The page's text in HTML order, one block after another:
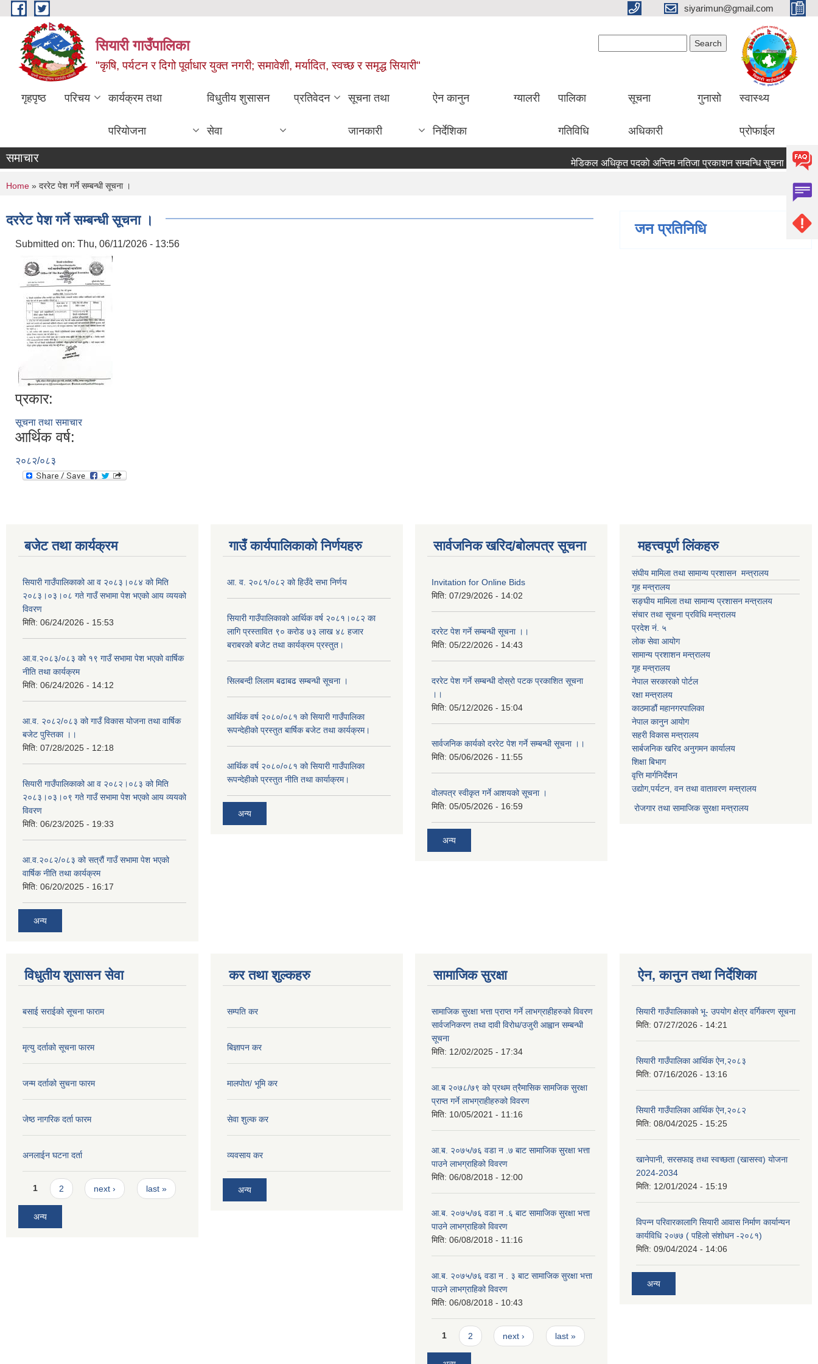
Skip to main content siyarimun@gmail.com
सियारी गाउँपालिका
"कृषि, पर्यटन र दिगो पूर्वाधार युक्त नगरी; समावेशी, मर्यादित, स्वच्छ र समृद्ध सियारी"
गृहपृष्ठ परिचय कार्यक्रम तथा
परियोजना
विधुतीय शुसासन
सेवा
प्रतिवेदन सूचना तथा
जानकारी
ऐन कानुन
निर्देशिका
ग्यालरी पालिका
गतिविधि
सूचना
अधिकारी
गुनासो स्वास्थ्य
प्रोफाईल
समाचार मेडिकल अधिकृत पदकाे अन्तिम नतिजा प्रकाशन सम्बन्धि सुचना ।।
You are here
Home » दररेट पेश गर्ने सम्बन्धी सूचना ।
दररेट पेश गर्ने सम्बन्धी सूचना ।
Submitted on: Thu, 06/11/2026 - 13:56
प्रकार:
सूचना तथा समाचार
आर्थिक वर्ष:
२०८२/०८३
जन प्रतिनिधि
बजेट तथा कार्यक्रम
सियारी गाउँपालिकाको आ व २०८३।०८४ को मिति
२०८३।०३।०८ गते गाउँ सभामा पेश भएको आय व्ययको
विवरण
मिति: 06/24/2026 - 15:53
आ.व.२०८३/०८३ को १९ गाउँ सभामा पेश भएको वार्षिक
नीति तथा कार्यक्रम
मिति: 06/24/2026 - 14:12
आ.व. २०८२/०८३ को गाउँ विकास योजना तथा वार्षिक
बजेट पुस्तिका ।।
मिति: 07/28/2025 - 12:18
सियारी गाउँपालिकाको आ व २०८२।०८३ को मिति
२०८३।०३।०९ गते गाउँ सभामा पेश भएको आय व्ययको
विवरण
मिति: 06/23/2025 - 19:33
आ.व.२०८२/०८३ को सत्रौं गाउँ सभामा पेश भएको
वार्षिक नीति तथा कार्यक्रम
मिति: 06/20/2025 - 16:17
अन्य
गाउँ कार्यपालिकाको निर्णयहरु
आ. व. २०८१/०८२ को हिउँदे सभा निर्णय
सियारी गाउँपालिकाको आर्थिक वर्ष २०८१।०८२ का
लागि प्रस्तावित ९० करोड ७३ लाख ४८ हजार
बराबरको बजेट तथा कार्यक्रम प्रस्तुत।
सिलबन्दी लिलाम बढाबढ सम्बन्धी सूचना ।
आर्थिक वर्ष २०८०/०८१ को सियारी गाउँपालिका
रूपन्देहीको प्रस्तुत बार्षिक बजेट तथा कार्यक्रम।
आर्थिक वर्ष २०८०/०८१ को सियारी गाउँपालिका
रूपन्देहीको प्रस्तुत नीति तथा कार्याक्रम।
अन्य
सार्वजनिक खरिद/बोलपत्र सूचना
Invitation for Online Bids
मिति: 07/29/2026 - 14:02
दररेट पेश गर्ने सम्बन्धी सूचना ।।
मिति: 05/22/2026 - 14:43
दररेट पेश गर्ने सम्बन्धी दोस्रो पटक प्रकाशित सूचना
।।
मिति: 05/12/2026 - 15:04
सार्वजनिक कार्यको दररेट पेश गर्ने सम्बन्धी सूचना ।।
मिति: 05/06/2026 - 11:55
वोलपत्र स्वीकृत गर्ने आशयको सूचना ।
मिति: 05/05/2026 - 16:59
अन्य
महत्त्वपूर्ण लिंकहरु
संघीय मामिला तथा सामान्य प्रशासन मन्त्रालय
गृह मन्त्रालय
सङ्घीय मामिला तथा सामान्य प्रशासन मन्त्रालय
संचार तथा सूचना प्रविधि मन्त्रालय
प्रदेश नं. ५
लोक सेवा आयोग
सामान्य प्रशाशन मन्त्रालय
गृह मन्त्रालय
नेपाल सरकारको पोर्टल
रक्षा मन्त्रालय
काठमाडौं महानगरपालिका
नेपाल कानुन आयोग
सहरी विकास मन्त्रालय
सार्बजनिक खरिद अनुगमन कार्यालय
शिक्षा बिभाग
वृत्ति मार्गनिर्देशन
उद्योग,पर्यटन, वन तथा वातावरण मन्त्रालय
रोजगार तथा सामाजिक सुरक्षा मन्त्रालय
विधुतीय शुसासन सेवा
बसाई सराईको सूचना फाराम
मृत्यु दर्ताको सूचना फारम
जन्म दर्ताको सुचना फारम
जेष्ठ नागरिक दर्ता फारम
अनलाईन घटना दर्ता
Pages
1 2 next › last »
अन्य
कर तथा शुल्कहरु
सम्पति कर
बिज्ञापन कर
मालपोत/ भूमि कर
सेवा शुल्क कर
व्यवसाय कर
अन्य
सामाजिक सुरक्षा
सामाजिक सुरक्षा भत्ता प्राप्त गर्ने लाभग्राहीहरुको विवरण
सार्वजनिकरण तथा दावी विरोध/उजुरी आह्वान सम्बन्धी
सूचना
मिति: 12/02/2025 - 17:34
आ.ब २०७८/७९ को प्रथम त्रैमासिक सामजिक सुरक्षा
प्राप्त गर्ने लाभग्राहीहरुको विवरण
मिति: 10/05/2021 - 11:16
आ.ब. २०७५/७६ वडा न .७ बाट सामाजिक सुरक्षा भत्ता
पाउने लाभग्राहिको विवरण
मिति: 06/08/2018 - 12:00
आ.ब. २०७५/७६ वडा न .६ बाट सामाजिक सुरक्षा भत्ता
पाउने लाभग्राहिको विवरण
मिति: 06/08/2018 - 11:16
आ.ब. २०७५/७६ वडा न . ३ बाट सामाजिक सुरक्षा भत्ता
पाउने लाभग्राहिको विवरण
मिति: 06/08/2018 - 10:43
Pages
1 2 next › last »
ऐन, कानुन तथा निर्देशिका
सियारी गाउँपालिकाको भू- उपयोग क्षेत्र वर्गिकरण सूचना
मिति: 07/27/2026 - 14:21
सियारी गाउँपालिका आर्थिक ऐन,२०८३
मिति: 07/16/2026 - 13:16
सियारी गाउँपालिका आर्थिक ऐन,२०८२
मिति: 08/04/2025 - 15:25
खानेपानी, सरसफाइ तथा स्वच्छता (खासस्व) योजना
2024-2034
मिति: 12/01/2024 - 15:19
विपन्न परिवारकालागि सियारी आवास निर्माण कार्यान्यन
कार्यविधि २०७७ ( पहिलो संशोधन -२०८१)
मिति: 09/04/2024 - 14:06
अन्य